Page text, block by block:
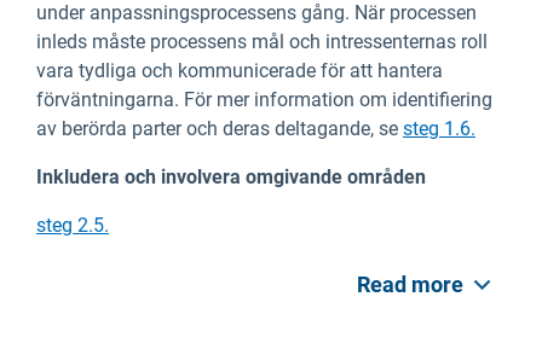
under anpassningsprocessens gång. När processen
inleds måste processens mål och intressenternas roll
vara tydliga och kommunicerade för att hantera
förväntningarna. För mer information om identifiering
av berörda parter och deras deltagande, se steg 1.6.
Inkludera och involvera omgivande områden
steg 2.5.
Read more